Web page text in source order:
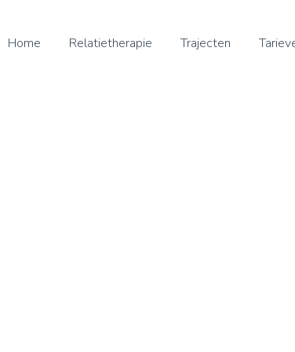
Home Relatietherapie Trajecten